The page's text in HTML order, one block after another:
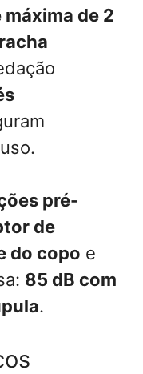
de 2
pré-
de
do copo e
85 dB com
.